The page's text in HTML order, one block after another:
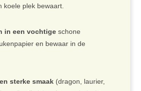
koele plek bewaart.
in een vochtigeschone
en bewaar in de
sterke smaak(dragon, laurier,